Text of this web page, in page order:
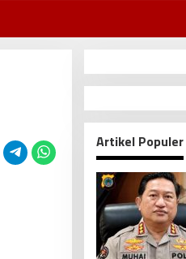
Artikel Populer